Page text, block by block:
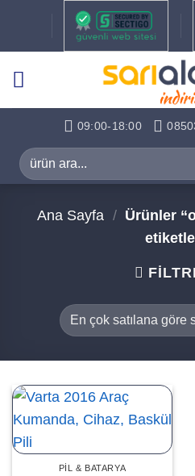
09:00-18:00
Ara:
Ana Sayfa / Ürünler
PIL & BATARYA